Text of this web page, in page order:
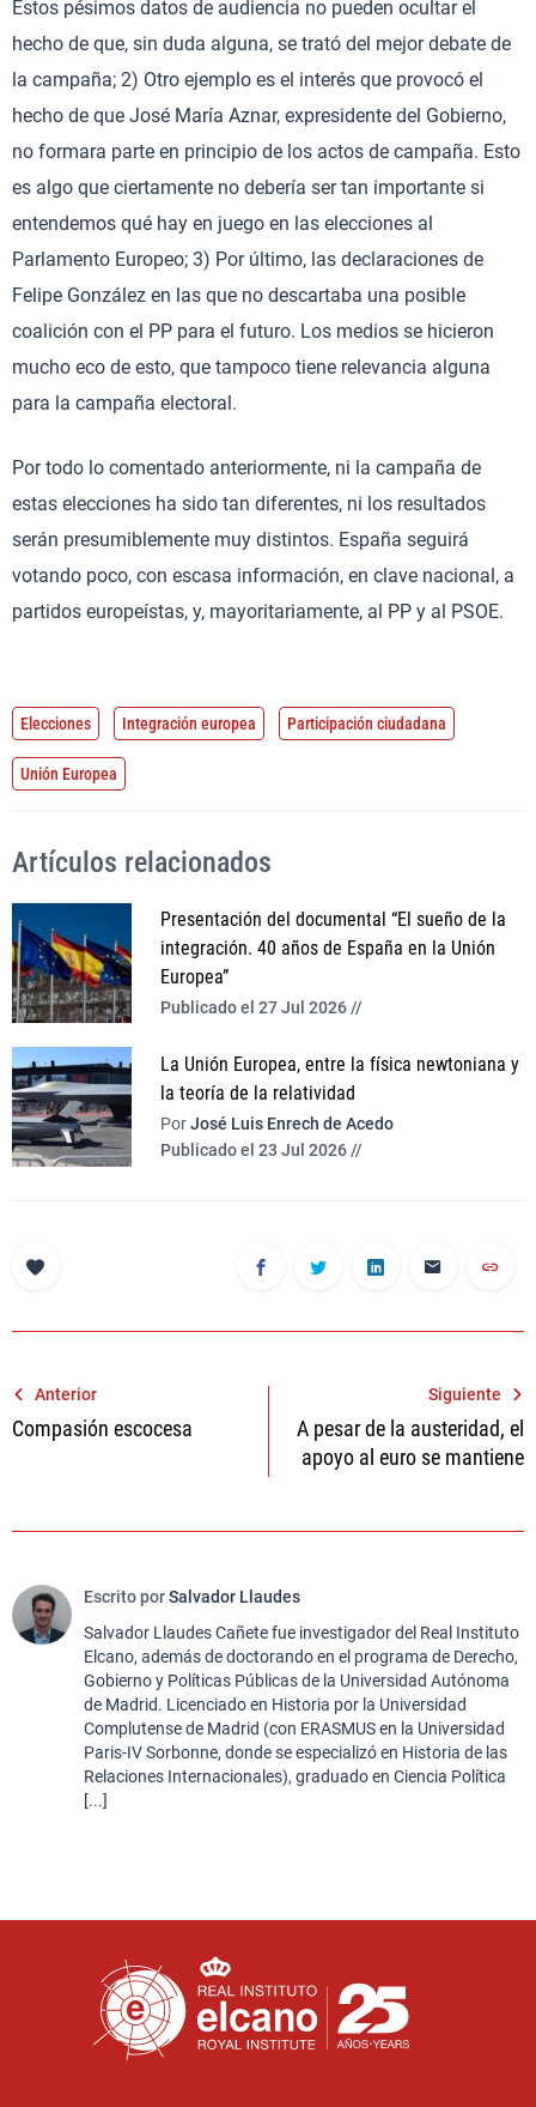
Estos pésimos datos de audiencia no pueden ocultar el
hecho de que, sin duda alguna, se trató del mejor debate de
la campaña; 2) Otro ejemplo es el interés que provocó el
hecho de que José María Aznar, expresidente del Gobierno,
no formara parte en principio de los actos de campaña. Esto
es algo que ciertamente no debería ser tan importante si
entendemos qué hay en juego en las elecciones al
Parlamento Europeo; 3) Por último, las declaraciones de
Felipe González en las que no descartaba una posible
coalición con el PP para el futuro. Los medios se hicieron
mucho eco de esto, que tampoco tiene relevancia alguna
para la campaña electoral.
Por todo lo comentado anteriormente, ni la campaña de
estas elecciones ha sido tan diferentes, ni los resultados
serán presumiblemente muy distintos. España seguirá
votando poco, con escasa información, en clave nacional, a
partidos europeístas, y, mayoritariamente, al PP y al PSOE.
Elecciones Integración europea Participación ciudadana
Unión Europea
Artículos relacionados
Presentación del documental “El sueño de la
integración. 40 años de España en la Unión
Europea”
Publicado el 27 Jul 2026 //
La Unión Europea, entre la física newtoniana y
la teoría de la relatividad
PorJosé Luis Enrech de Acedo
Publicado el 23 Jul 2026 //
Navegación
de
Anterior
Compasión escocesa
Siguiente
A pesar de la austeridad, el
apoyo al euro se mantiene
Escrito porSalvador Llaudes
Salvador Llaudes Cañete fue investigador del Real Instituto
Elcano, además de doctorando en el programa de Derecho,
Gobierno y Políticas Públicas de la Universidad Autónoma
de Madrid. Licenciado en Historia por la Universidad
Complutense de Madrid (con ERASMUS en la Universidad
Paris-IV Sorbonne, donde se especializó en Historia de las
Relaciones Internacionales), graduado en Ciencia Política
[...]